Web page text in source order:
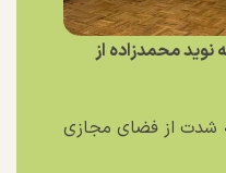
محمدزاده از
شدت از فضای مجازی